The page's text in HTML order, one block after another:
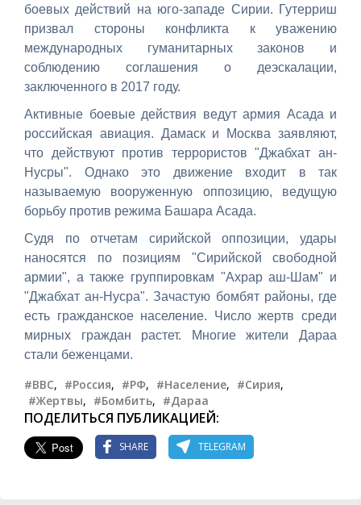
боевых действий на юго-западе Сирии. Гутерриш
призвал стороны конфликта к уважению
международных гуманитарных законов и
соблюдению соглашения о деэскалации,
заключенного в 2017 году.
Активные боевые действия ведут армия Асада и
российская авиация. Дамаск и Москва заявляют,
что действуют против террористов "Джабхат ан-
Нусры". Однако это движение входит в так
называемую вооруженную оппозицию, ведущую
борьбу против режима Башара Асада.
Судя по отчетам сирийской оппозиции, удары
наносятся по позициям "Сирийской свободной
армии", а также группировкам "Ахрар аш-Шам" и
"Джабхат ан-Нусра". Зачастую бомбят районы, где
есть гражданское население. Число жертв среди
мирных граждан растет. Многие жители Дараа
стали беженцами.
#ВВС, #Россия, #РФ, #Население, #Сирия,
#Жертвы, #Бомбить, #Дараа
ПОДЕЛИТЬСЯ ПУБЛИКАЦИЕЙ:
SHARE TELEGRAM